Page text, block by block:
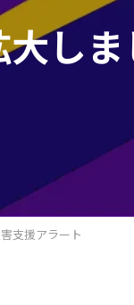
し
支援アラート